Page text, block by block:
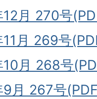
月 270号
月 269号
月 268号
月 267号